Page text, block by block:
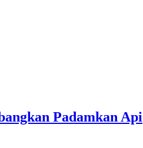
Padamkan Api